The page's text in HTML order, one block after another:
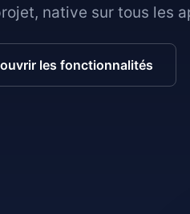
native sur tous les
les fonctionnalités